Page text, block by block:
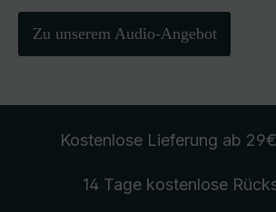
Zu unserem Audio-Angebot
Kostenlose Lieferung ab
14 Tage kostenlose